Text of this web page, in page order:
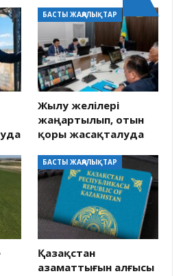
БАСТЫ ЖАҢАЛЫҚТАР
Жылу желілері
жаңартылып, отын
қоры жасақталуда
БАСТЫ ЖАҢАЛЫҚТАР
Қазақстан
азаматтығын алғысы